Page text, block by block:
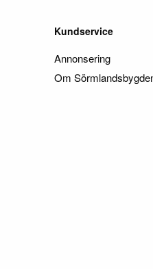
Kundservice
Annonsering
Om